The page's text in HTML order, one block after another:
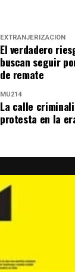
EXTRANJERIZACIÓN
El verdadero
buscan seguir
de remate
MU214
La calle
protesta en la